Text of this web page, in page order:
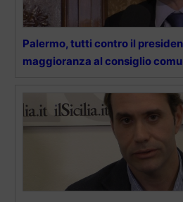
Palermo, tutti contro il
maggioranza al consiglio